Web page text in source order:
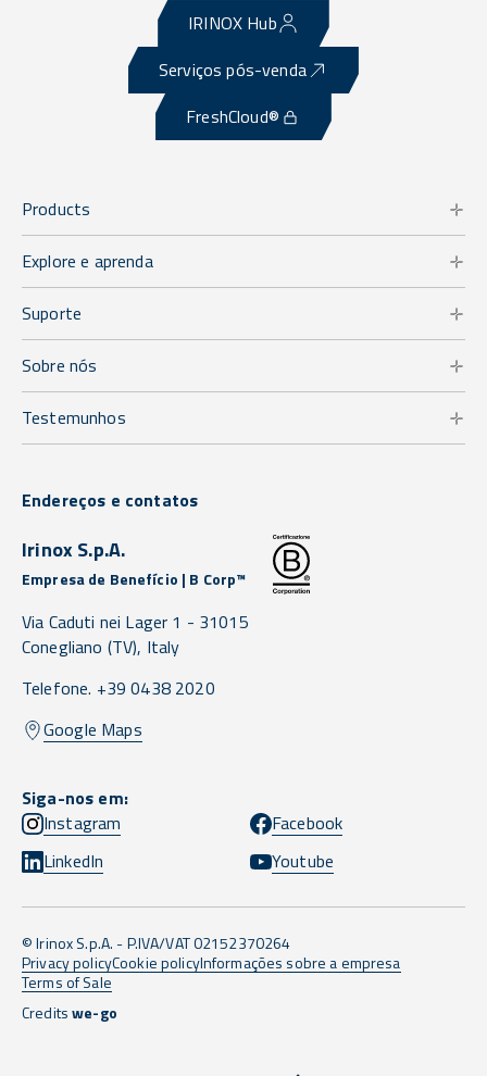
IRINOX Hub
Serviços pós-venda
FreshCloud®
Products
Explore e aprenda
Suporte
Sobre nós
Testemunhos
Endereços e contatos
Irinox S.p.A.
Empresa de Benefício | B Corp™
Via Caduti nei Lager 1 - 31015
Conegliano (TV), Italy
Telefone. +39 0438 2020
Google Maps
Siga-nos em:
Instagram
Facebook
LinkedIn
Youtube
© Irinox S.p.A. - P.IVA/VAT 02152370264
Privacy policyCookie policyInformações sobre a empresa
Terms of Sale
Creditswe-go